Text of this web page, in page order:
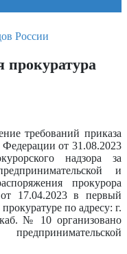
прокуратура
требований приказа
Федерации от 31.08.2023
надзора за
и
прокурора
17.04.2023 в первый
по адресу: г.
№ 10 организовано